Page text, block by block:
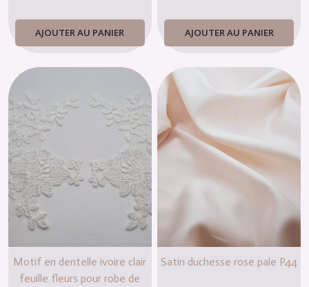
AJOUTER AU PANIER AJOUTER AU PANIER
Motif en dentelle ivoire clair
feuille fleurs pour robe de
Satin duchesse rose pale P44